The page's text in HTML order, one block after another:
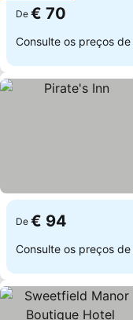
De € 70
Consulte os preços de
De € 94
Consulte os preços de